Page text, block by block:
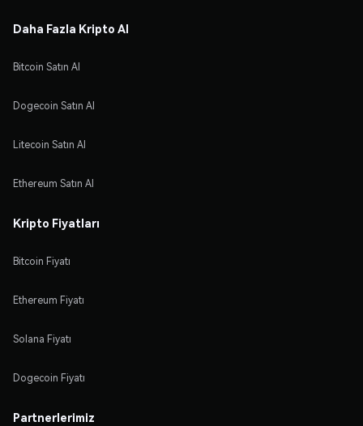
Daha Fazla Kripto Al
Bitcoin Satın Al
Dogecoin Satın Al
Litecoin Satın Al
Ethereum Satın Al
Kripto Fiyatları
Bitcoin Fiyatı
Ethereum Fiyatı
Solana Fiyatı
Dogecoin Fiyatı
Partnerlerimiz